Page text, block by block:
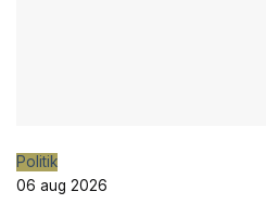
Politik
06 aug 2026